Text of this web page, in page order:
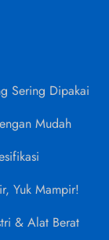
Sering Dipakai
Mudah
Yuk Mampir!
& Alat Berat